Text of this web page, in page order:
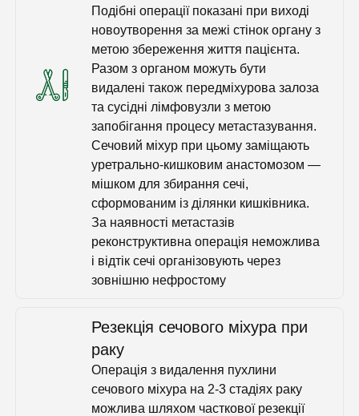
Подібні операції показані при виході
новоутворення за межі стінок органу з
метою збереження життя пацієнта.
Разом з органом можуть бути
видалені також передміхурова залоза
та сусідні лімфовузли з метою
запобігання процесу метастазування.
Сечовий міхур при цьому заміщають
уретрально-кишковим анастомозом —
мішком для збирання сечі,
сформованим із ділянки кишківника.
За наявності метастазів
реконструктивна операція неможлива
і відтік сечі організовують через
зовнішню нефростому
Резекція сечового міхура при
раку
Операція з видалення пухлини
сечового міхура на 2-3 стадіях раку
можлива шляхом часткової резекції